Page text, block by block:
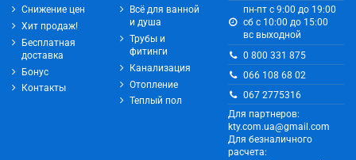
Снижение цен
Хит продаж!
Бесплатная
доставка
Бонус
Контакты
Всё для ванной
и душа
Трубы и
фитинги
Канализация
Отопление
Теплый пол
пн-пт с 9:00 до 19:00
сб с 10:00 до 15:00
вс выходной
0 800 331 875
066 108 68 02
067 2775316
Для партнеров:
kty.com.ua@gmail.com
Для безналичного
расчета: